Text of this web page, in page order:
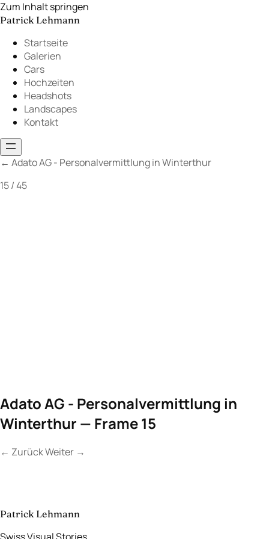
Zum Inhalt springen
Patrick Lehmann
Startseite
Galerien
Cars
Hochzeiten
Headshots
Landscapes
Kontakt
← Adato AG - Personalvermittlung in Winterthur
15 / 45
Adato AG - Personalvermittlung in
Winterthur — Frame 15
← ZurückWeiter →
aufnehmen→
Patrick Lehmann